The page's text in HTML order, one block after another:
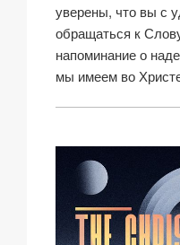
уверены, что вы с
обращаться к
напоминание о
мы имеем во